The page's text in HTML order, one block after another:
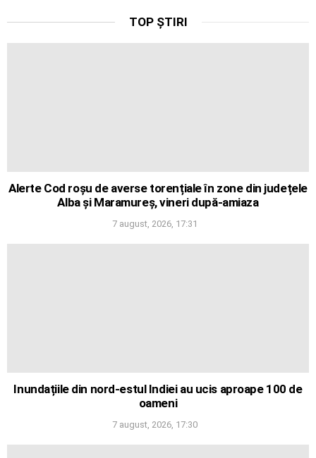
TOP ȘTIRI
Alerte Cod roșu de averse torențiale în zone din județele
Alba și Maramureș, vineri după-amiaza
7 august, 2026, 17:31
Inundațiile din nord-estul Indiei au ucis aproape 100 de
oameni
7 august, 2026, 17:30